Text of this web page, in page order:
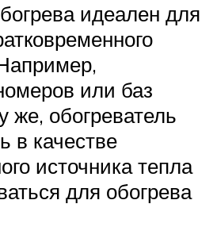
идеален для
или баз
же, обогреватель
в качестве
источника тепла
для обогрева